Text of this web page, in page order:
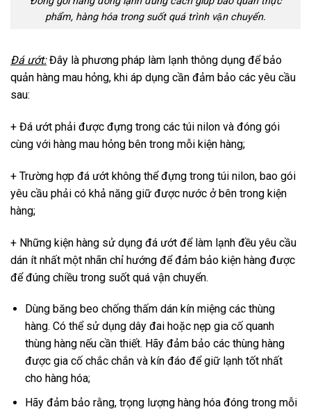
phẩm, hàng hóa trong suốt quá trình vận chuyển.
Đá ướt:Đây là phương pháp làm lạnh thông dụng để bảo
quản hàng mau hỏng, khi áp dụng cần đảm bảo các yêu cầu
sau:
+ Đá ướt phải được đựng trong các túi nilon và đóng gói
cùng với hàng mau hỏng bên trong mỗi kiện hàng;
+ Trường hợp đá ướt không thể đựng trong túi nilon, bao gói
yêu cầu phải có khả năng giữ được nước ở bên trong kiện
hàng;
+ Những kiện hàng sử dụng đá ướt để làm lạnh đều yêu cầu
dán ít nhất một nhãn chỉ hướng để đảm bảo kiện hàng được
để đúng chiều trong suốt quá vận chuyển.
Dùng băng beo chống thấm dán kín miệng các thùng
hàng. Có thể sử dụng dây đai hoặc nẹp gia cố quanh
thùng hàng nếu cần thiết. Hãy đảm bảo các thùng hàng
được gia cố chắc chắn và kín đáo để giữ lạnh tốt nhất
cho hàng hóa;
Hãy đảm bảo rằng, trọng lượng hàng hóa đóng trong mỗi